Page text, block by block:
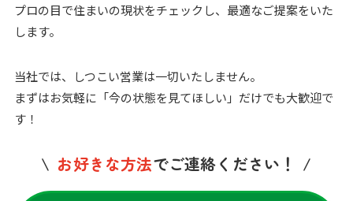
プロの目で住まいの現状をチェックし、最適なご提案をいた
します。
当社では、しつこい営業は一切いたしません。
まずはお気軽に「今の状態を見てほしい」だけでも大歓迎で
す！
お好きな方法でご連絡ください！